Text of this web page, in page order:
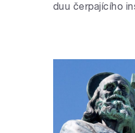
duu čerpajícího